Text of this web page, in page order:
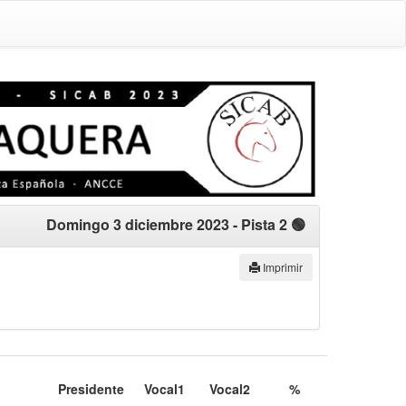
Domingo 3 diciembre 2023- Pista 2 🟢
Imprimir
Presidente Vocal1 Vocal2 %